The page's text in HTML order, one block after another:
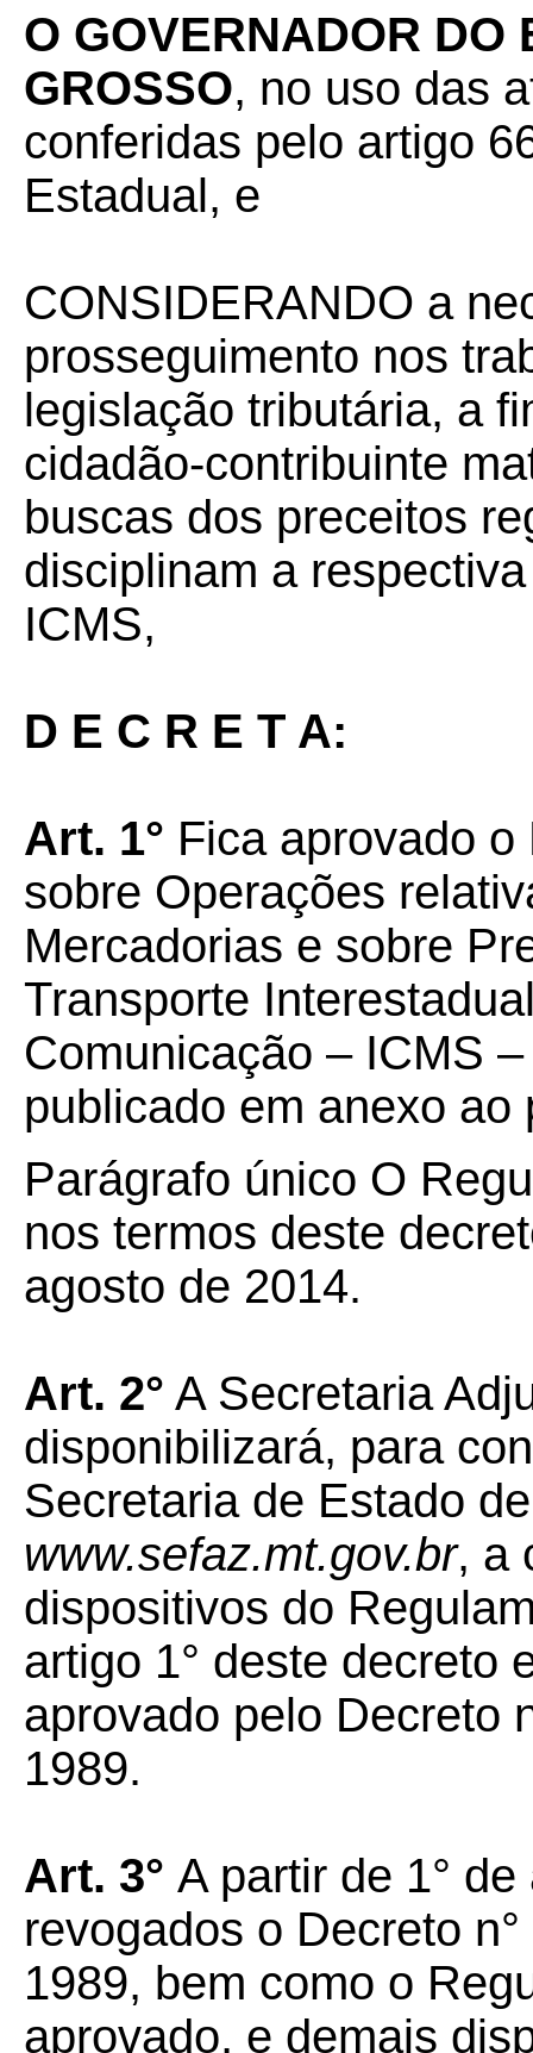
O GOVERNADOR DO
GROSSO, no uso das
conferidas pelo artigo
Estadual, e
CONSIDERANDO a
prosseguimento nos
legislação tributária, a
cidadão-contribuinte
buscas dos preceitos
disciplinam a
ICMS,
D E C R E T A:
Art. 1° Fica aprovado
sobre Operações
Mercadorias e sobre
Transporte
Comunicação – ICMS
publicado em anexo ao
Parágrafo único O
nos termos deste
agosto de 2014.
Art. 2° A Secretaria
disponibilizará, para
Secretaria de Estado
www.sefaz.mt.gov.br, a
dispositivos do
artigo 1° deste decreto
aprovado pelo Decreto
1989.
Art. 3° A partir de 1°
revogados o Decreto
1989, bem como o
aprovado, e demais